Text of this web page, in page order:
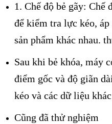
1. Chế độ bẻ gãy: Chế
để kiểm tra lực kéo, áp
sản phẩm khác nhau.
Sau khi bẻ khóa, máy
điểm gốc và độ giãn
kéo và các dữ liệu
Cũng đã thử nghiệm